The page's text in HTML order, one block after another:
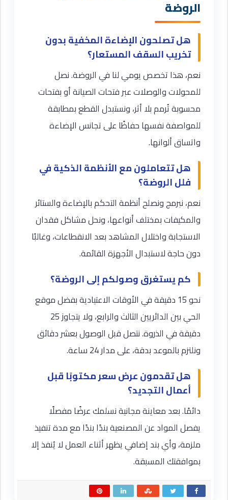
الروضة
هل تصلحون الإضاءة المخفية بدون
تخريب السقف المستعار؟
نعم، هذا تخصص يومي لنا في الروضة. نصل
للمحولات والوصلات عبر فتحات الصيانة أو بفتحات
محسوبة تُرمم بلا أثر، ونستبدل القطع بمطابقة
للمواصفة نفسها حفاظًا على تجانس الإضاءة
واتساق ألوانها.
هل تتعاملون مع الأنظمة الذكية في
فلل الروضة؟
نعم، نبرمج ونصلح أنظمة التحكم بالإضاءة والستائر
والمكيفات بمختلف أنواعها، ونحل مشاكل فقدان
الاستجابة واختلال المشاهد بعد الانقطاعات، وغالبًا
دون حاجة لاستبدال الأجهزة القائمة.
كم يستغرق وصولكم إلى الروضة؟
نحو 15 دقيقة في الأوقات الاعتيادية بفضل موقع
الحي بين الدائريين الثالث والرابع، ولا يتجاوز 25
دقيقة في الذروة. نتصل قبل الوصول بعشر دقائق
ونلتزم بالموعد بدقة، على مدار 24 ساعة.
هل تقدمون عرض سعر مكتوبًا قبل
أعمال التجديد؟
دائمًا. بعد معاينة مجانية نسلمك عرضًا مفصلًا
يفصل المواد عن المصنعية بندًا بندًا مع مدة تنفيذ
ملزمة، وأي بند إضافي يظهر أثناء العمل لا يُنفذ إلا
بموافقتك المسبقة.